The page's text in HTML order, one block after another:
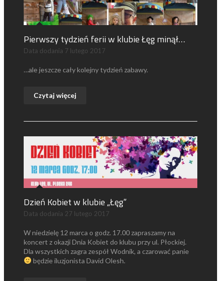
Pierwszy tydzień ferii w klubie Łęg minął…
Data dodania 7 lutego 2017
…ale jeszcze cały kolejny tydzień zabawy.
Czytaj więcej
Dzień Kobiet w klubie „Łęg”
Data dodania 27 lutego 2017
W niedzielę 12 marca o godz. 17.00 zapraszamy na
koncert z okazji Dnia Kobiet do klubu przy ul. Płockiej.
Dla wszystkich zagra zespół Wodnik, a czarować panie
będzie iluzjonista David Olesh.